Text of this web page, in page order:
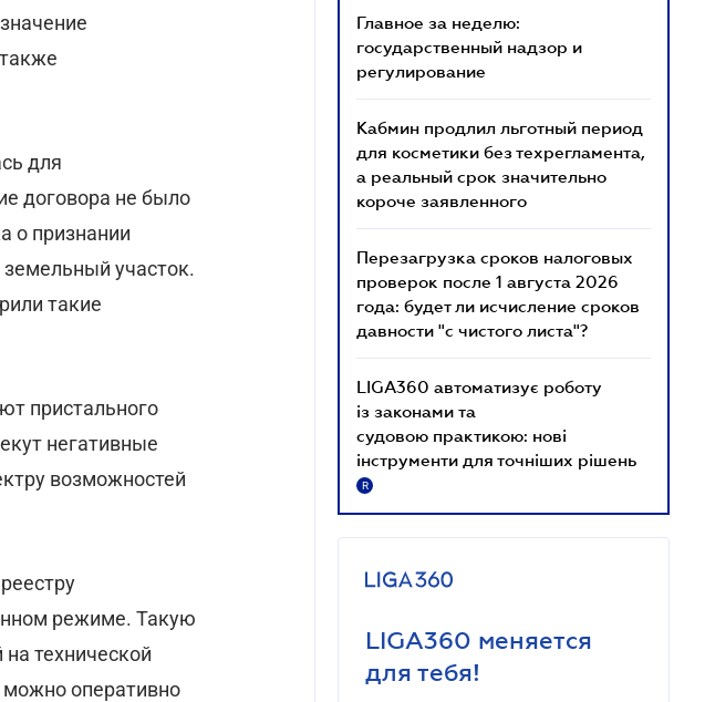
для
договора не было
о признании
участок.
такие
пристального
негативные
возможностей
режиме. Такую
технической
оперативно
Главное за неделю:
государственный надзор и
регулирование
Кабмин продлил льготный период
для косметики без техрегламента,
а реальный срок значительно
короче заявленного
Перезагрузка сроков налоговых
проверок после 1 августа 2026
года: будет ли исчисление сроков
давности "с чистого листа"?
LIGA360 автоматизує роботу
із законами та
судовою практикою: нові
інструменти для точніших рішень
R
LIGA360 меняется
для тебя!